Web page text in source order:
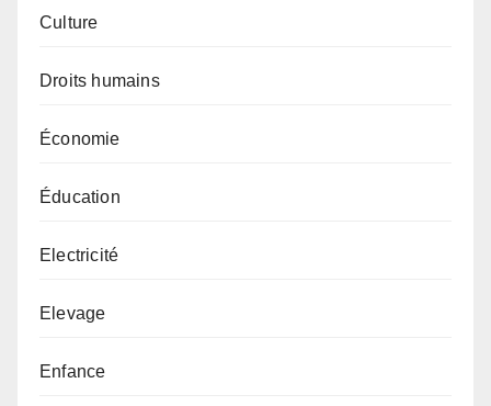
Culture
Droits humains
Économie
Éducation
Electricité
Elevage
Enfance